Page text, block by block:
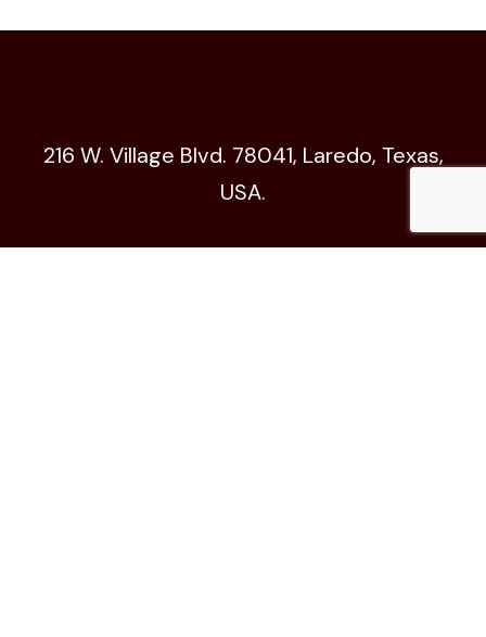
216 W. Village Blvd. 78041, Laredo, Texas,
USA.